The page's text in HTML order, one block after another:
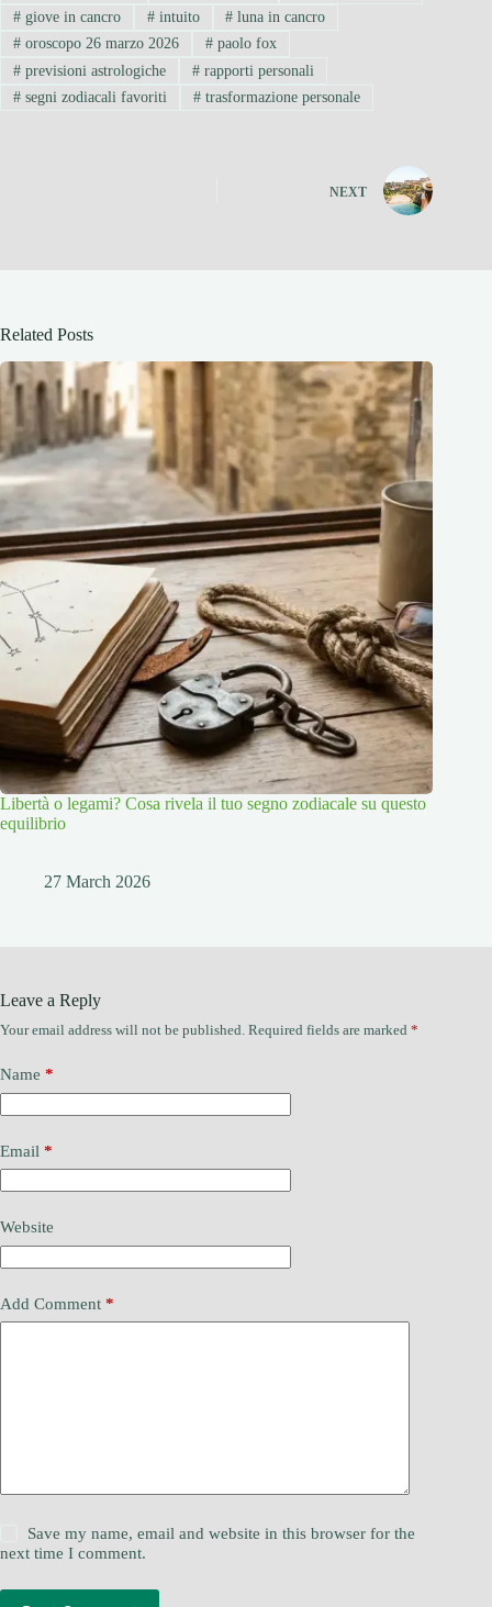
#giove in cancro #intuito # luna in cancro
#oroscopo 26 marzo 2026 #paolo fox
#previsioni astrologiche #rapporti personali
#segni zodiacali favoriti #trasformazione personale
NEXT
Related Posts
Libertà o legami? Cosa rivela il tuo segno zodiacale su questo
equilibrio
27 March 2026
Leave a Reply
Your email address will not be published. Required fields are marked *
Name *
Email *
Website
Add Comment *
Save my name, email and website in this browser for the
next time I comment.